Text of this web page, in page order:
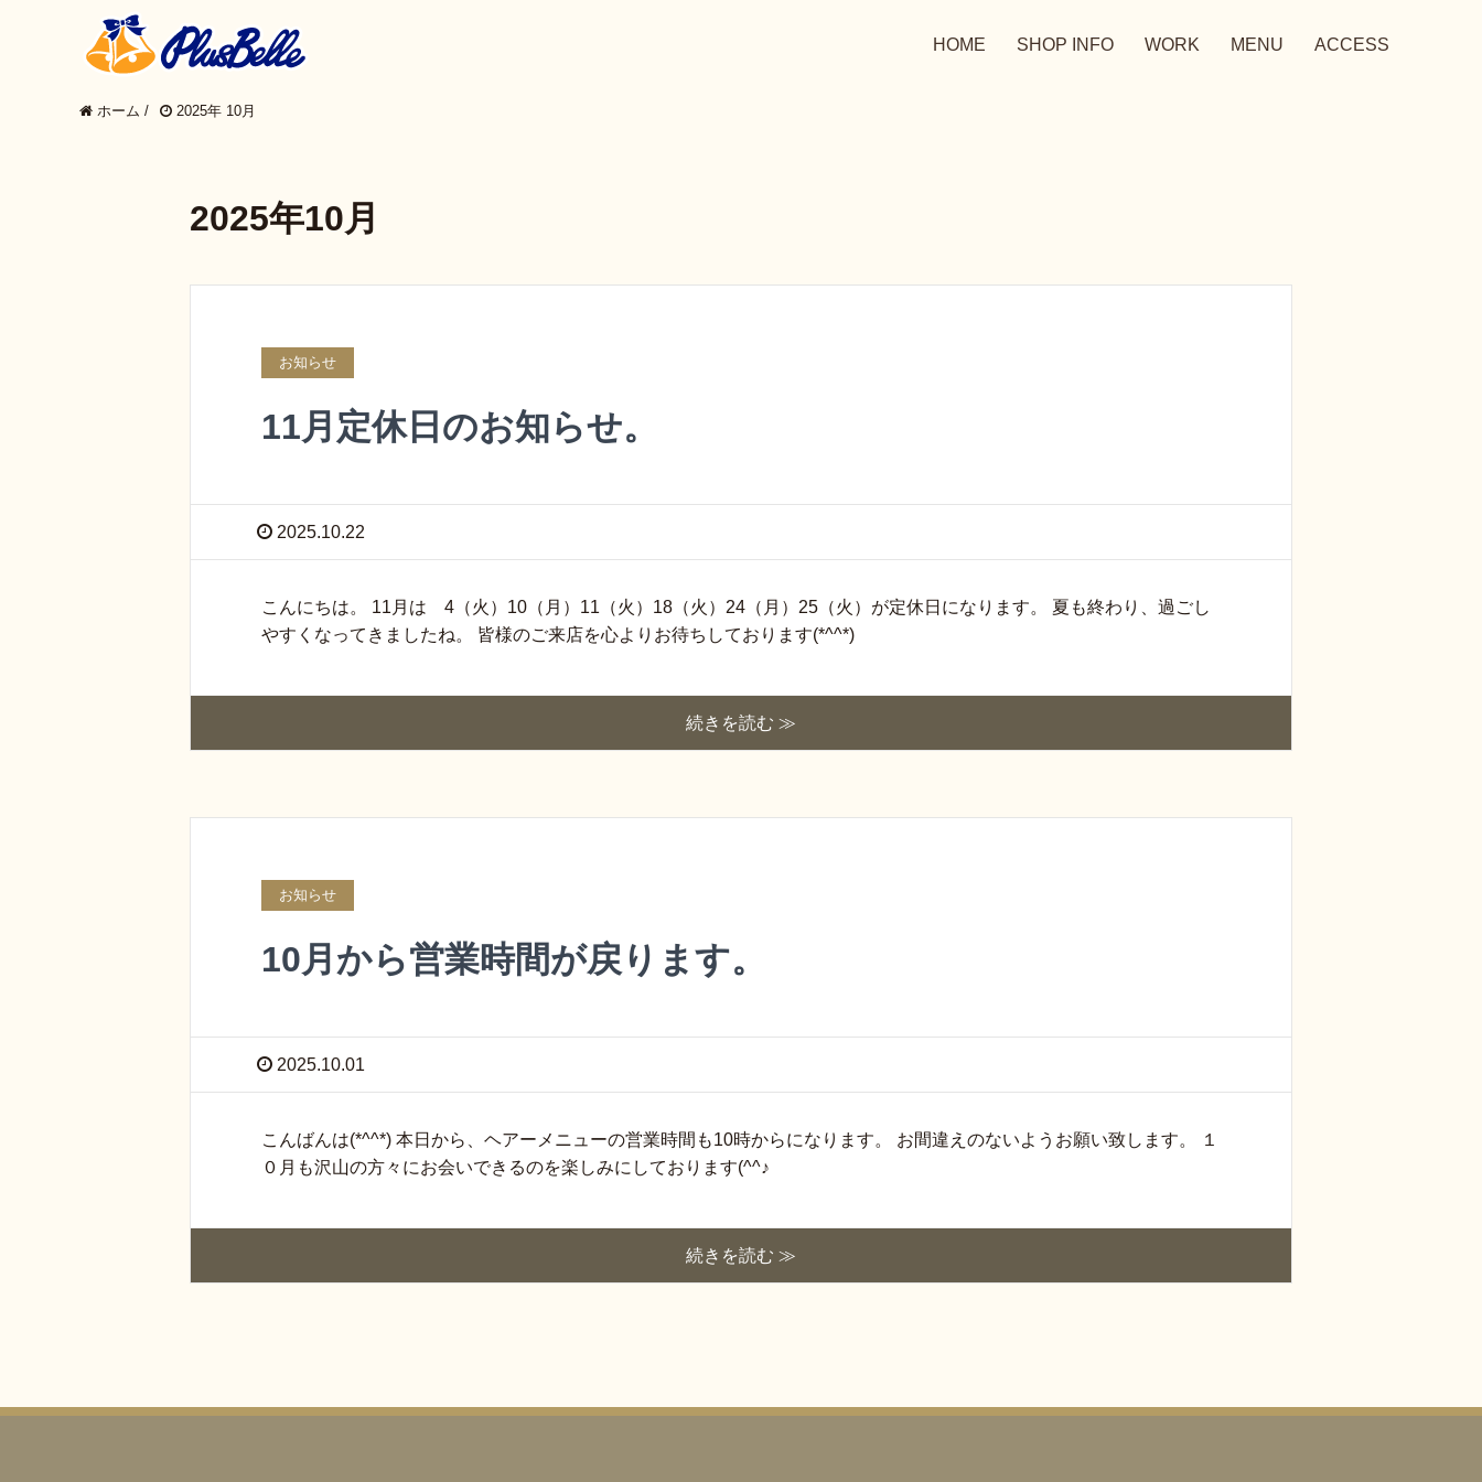
HOME SHOP INFO WORK MENU ACCESS
ホーム / 2025年 10月
2025年10月
お知らせ
11月定休日のお知らせ。
2025.10.22
こんにちは。 11月は 4（火）10（月）11（火）18（火）24（月）25（火）が定休日になります。 夏も終わり、過ごし
やすくなってきましたね。 皆様のご来店を心よりお待ちしております(*^^*)
続きを読む ≫
お知らせ
10月から営業時間が戻ります。
2025.10.01
こんばんは(*^^*) 本日から、ヘアーメニューの営業時間も10時からになります。 お間違えのないようお願い致します。 １
０月も沢山の方々にお会いできるのを楽しみにしております(^^♪
続きを読む ≫